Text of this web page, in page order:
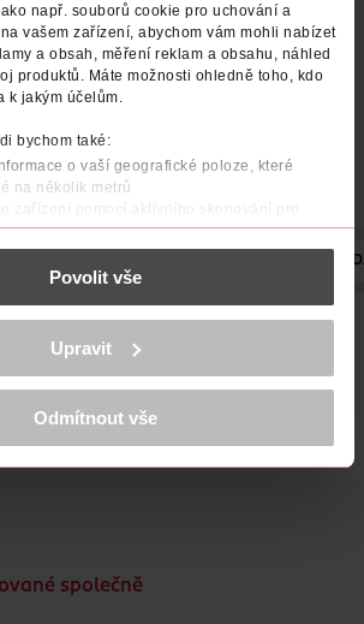
např. souborů cookie pro uchování a
vašem zařízení, abychom vám mohli nabízet
a obsah, měření reklam a obsahu, náhled
produktů. Máte možnosti ohledně toho, kdo
k jakým účelům.
bychom také:
o vaší geografické poloze, které
na několik metrů
zařízení pomocí aktivního skenování pro
(otisk prstu)
zpracováváme vaše osobní údaje, a nastavte
podrobnostmi . Svůj souhlas můžete kdykoliv
obsahu a reklam, funkcí sociálních
které mohou nést osobní údaje.
o ochraně osobních údajů.
>více o cookies<
Povolit vše
Upravit
Odmítnout vše
VÝROBCE/
mistry svíčkaři a každá vyvinutá svíčka
na míru smíchaného vosku,
promyšleně vybrané vůně. Každá vůně
vůně a kvalitního zážitku.
společně